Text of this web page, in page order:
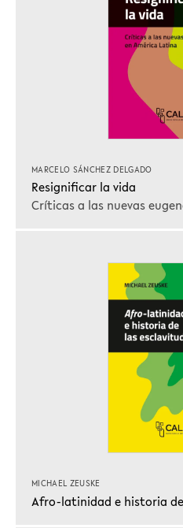
MARCELO SÁNCHEZ DELGADO
Resignificar la vida
Críticas a las nuevas
MICHAEL ZEUSKE
Afro-latinidad e historia